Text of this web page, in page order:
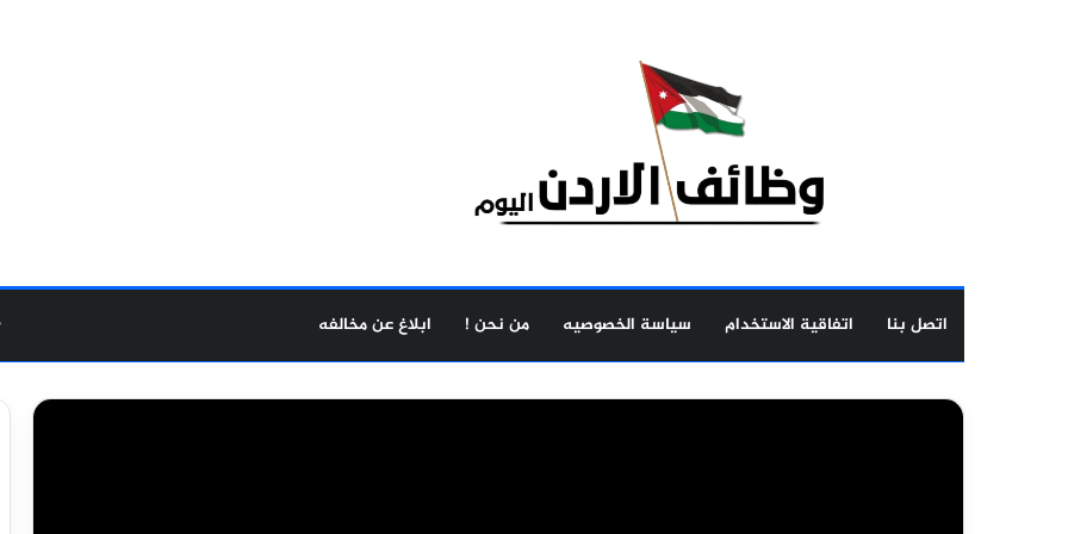
اتصل بنا اتفاقية الاستخدام سياسة الخصوصيه من نحن ! ابلاغ عن مخالفه